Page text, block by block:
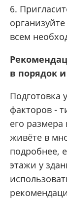
6.
всем
в порядок
Подготовка
факторов -
его размера
живёте в
подробнее,
этажи у